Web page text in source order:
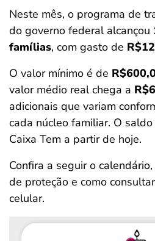
Neste mês, o programa de
do governo federal alcançou
famílias, com gasto de
O valor mínimo é de
valor médio real chega a
adicionais que variam
cada núcleo familiar. O
Caixa Tem a partir de hoje.
Confira a seguir o
de proteção e como
celular.